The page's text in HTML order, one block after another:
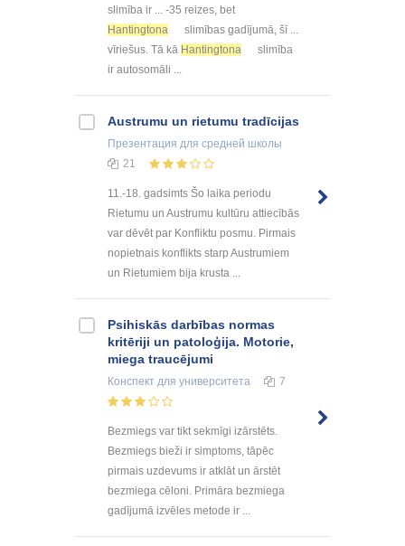
slimība ir ... -35 reizes, bet
Hantingtona
slimības gadījumā, šī ...
vīriešus. Tā kā Hantingtona
slimība
ir autosomāli ...
Austrumu un rietumu tradīcijas
Презентация для средней школы
21
11.-18. gadsimts Šo laika periodu
Rietumu un Austrumu kultūru attiecībās
var dēvēt par Konfliktu posmu. Pirmais
nopietnais konflikts starp Austrumiem
un Rietumiem bija krusta ...
Psihiskās darbības normas
kritēriji un patoloģija. Motorie,
miega traucējumi
Конспект для университета 7
Bezmiegs var tikt sekmīgi izārstēts.
Bezmiegs bieži ir simptoms, tāpēc
pirmais uzdevums ir atklāt un ārstēt
bezmiega cēloni. Primāra bezmiega
gadījumā izvēles metode ir ...